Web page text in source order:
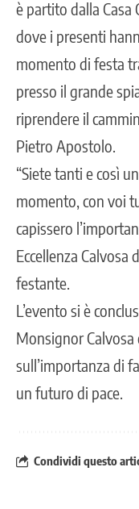
è partito dalla Casa
dove i presenti
momento di festa
presso il grande
riprendere il
Pietro Apostolo.
“Siete tanti e così
momento, con voi
capissero
Eccellenza
festante.
L’evento si è
Monsignor
sull’importanza di
un futuro di pace.
Condividi questo